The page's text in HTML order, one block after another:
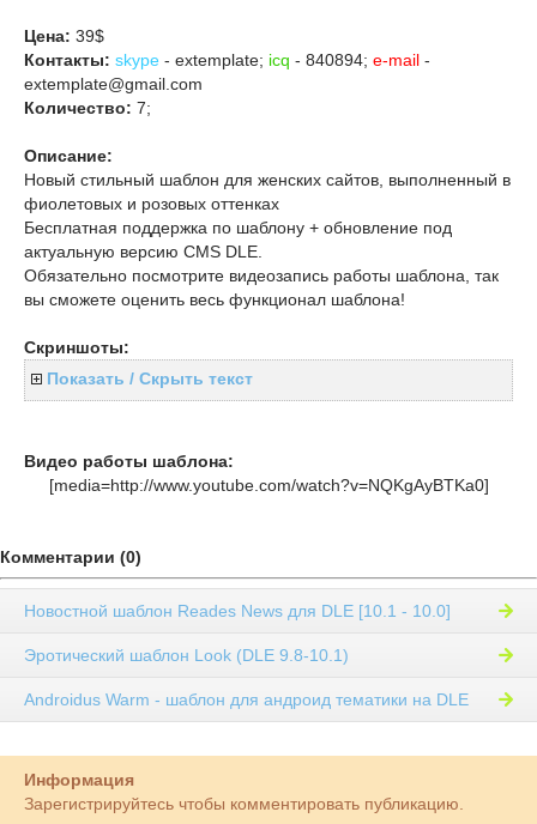
Цена: 39$
Контакты: skype - extemplate; icq - 840894; e-mail -
extemplate@gmail.com
Количество: 7;
Описание:
Новый стильный шаблон для женских сайтов, выполненный в
фиолетовых и розовых оттенках
Бесплатная поддержка по шаблону + обновление под
актуальную версию CMS DLE.
Обязательно посмотрите видеозапись работы шаблона, так
вы сможете оценить весь функционал шаблона!
Скриншоты:
Показать / Скрыть текст
Видео работы шаблона:
[media=http://www.youtube.com/watch?v=NQKgAyBTKa0]
Комментарии (0)
Новостной шаблон Reades News для DLE [10.1 - 10.0]
Эротический шаблон Look (DLE 9.8-10.1)
Androidus Warm - шаблон для андроид тематики на DLE
Информация
Зарегистрируйтесь чтобы комментировать публикацию.